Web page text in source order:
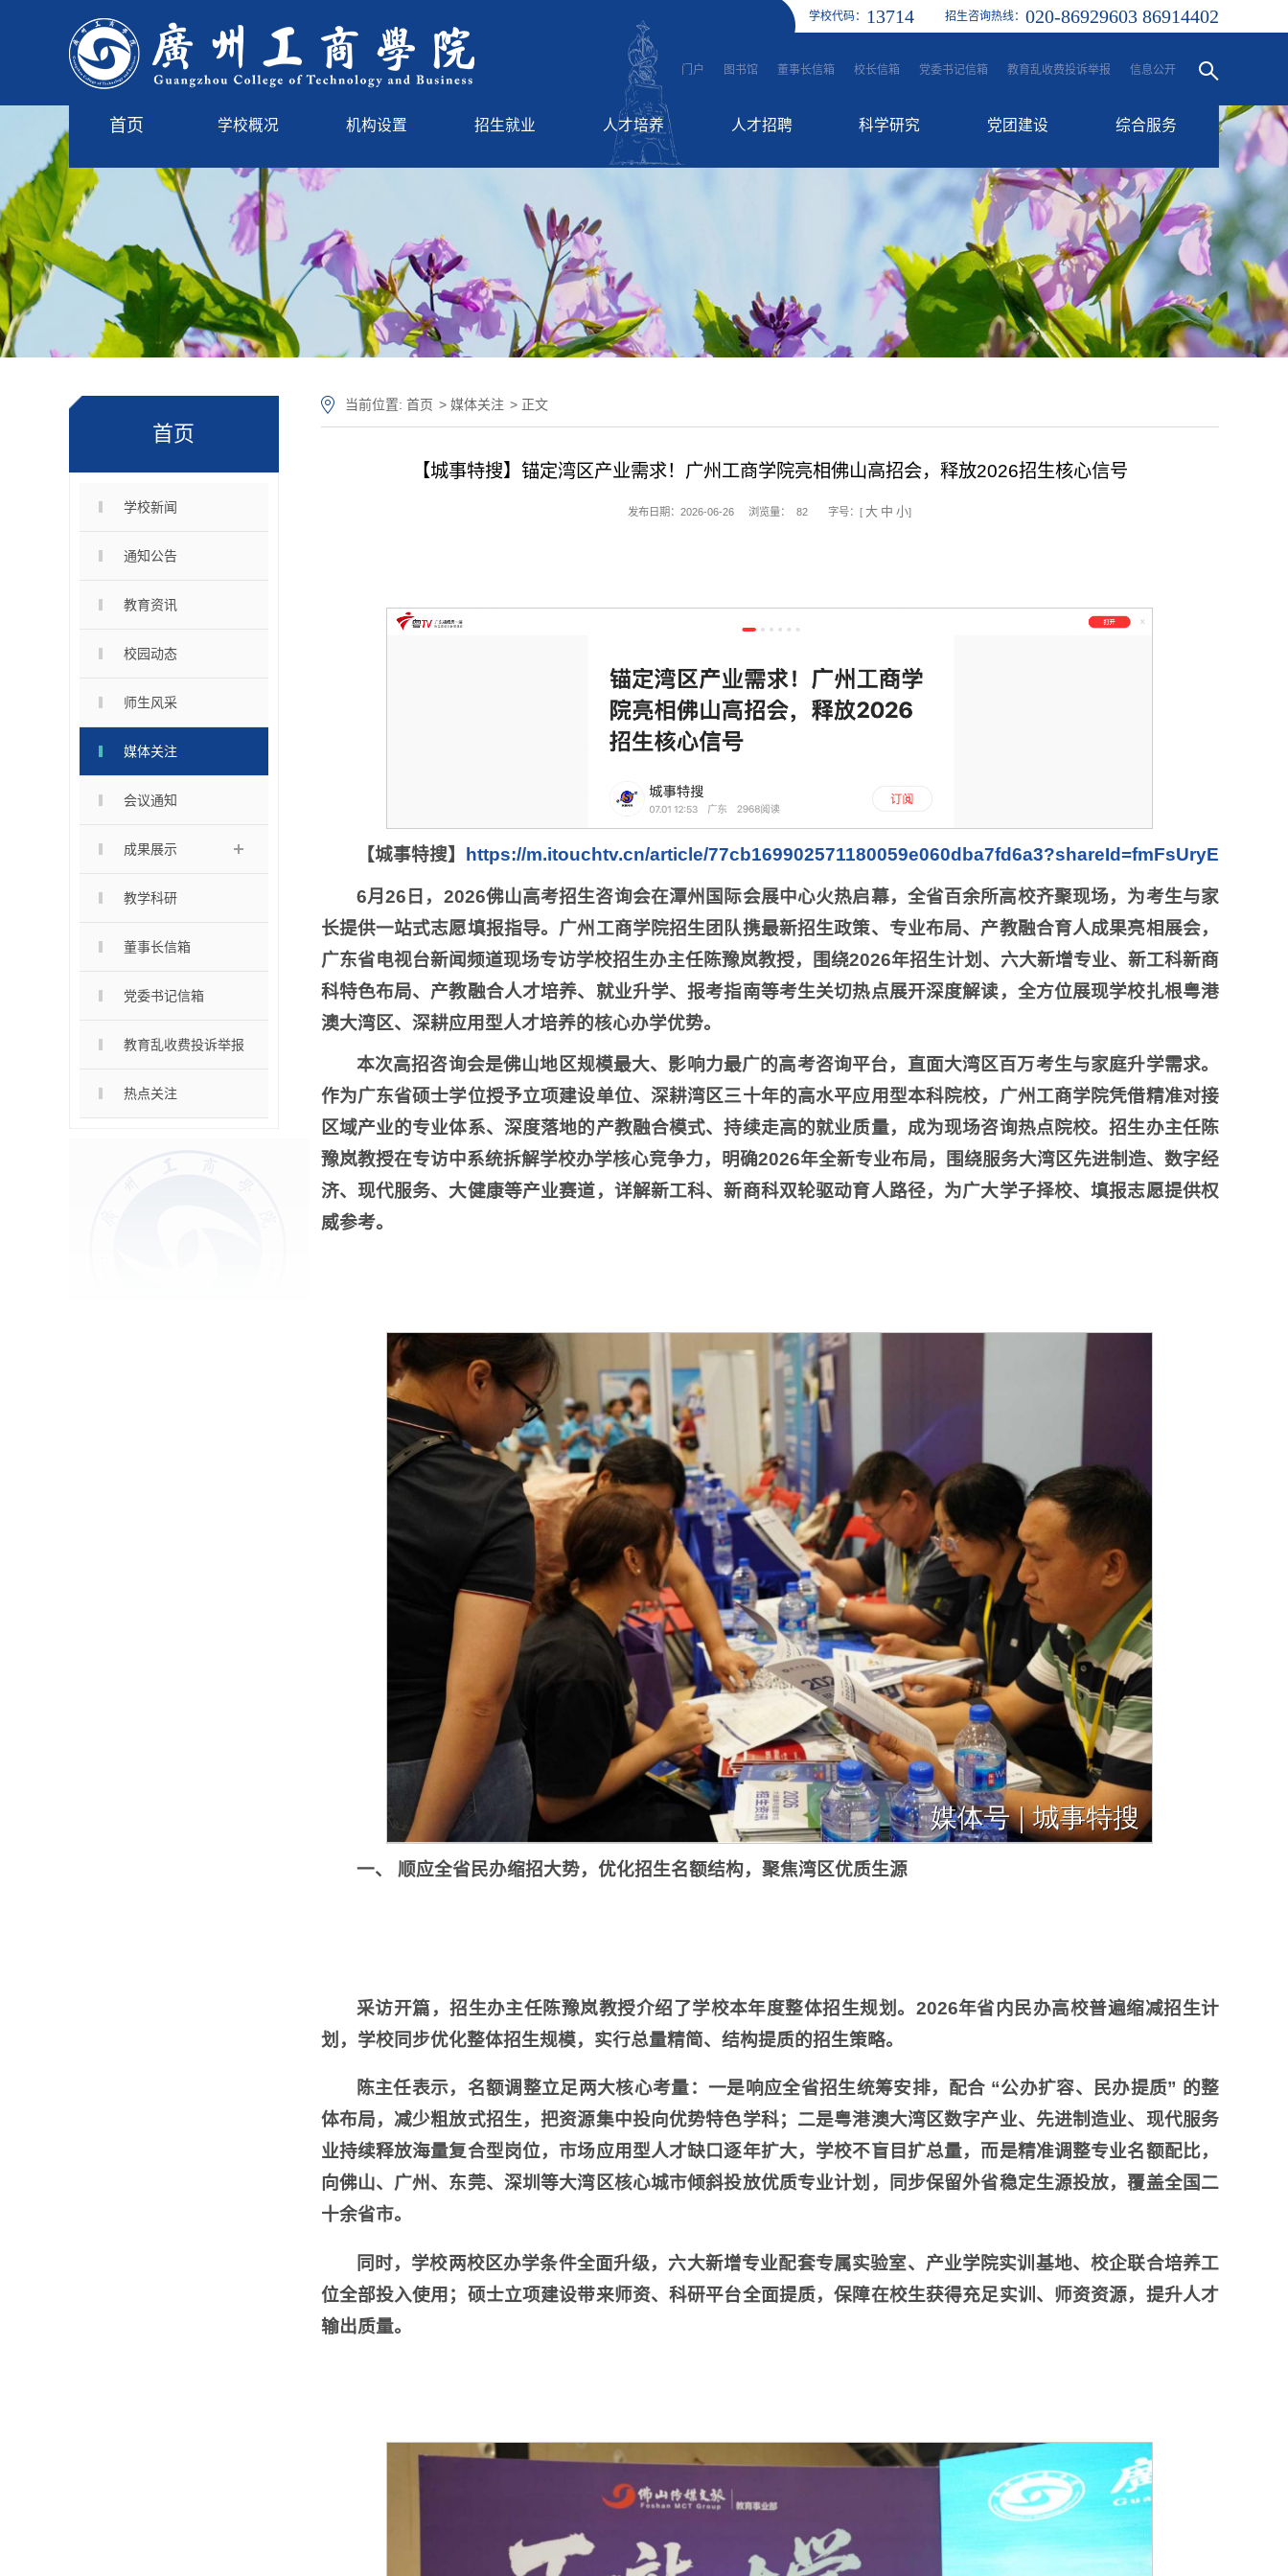
学校代码： 13714 招生咨询热线： 020-86929603 86914402
门户 图书馆 董事长信箱 校长信箱 党委书记信箱 教育乱收费投诉举报 信息公开
首页 学校概况
学校简介
现任领导
学校标识
学校章程
学校沿革
机构设置 招生就业
就业服务
人才培养
国际教育
继续教育
人才招聘 科学研究
科研动态
党团建设
党建工作
学生处
团委
工会
综合服务
融合服务门户
信息门户
一站式服务大厅
后勤服务
校历
首页
学校新闻
通知公告
教育资讯
校园动态
师生风采
媒体关注
会议通知
成果展示
教学科研
董事长信箱
党委书记信箱
教育乱收费投诉举报
热点关注
当前位置: 首页 > 媒体关注 > 正文
【城事特搜】锚定湾区产业需求！广州工商学院亮相佛山高招会，释放2026招生核心信号
发布日期：2026-06-26 浏览量： 82 字号：[大 中 小]
【城事特搜】 https://m.itouchtv.cn/article/77cb169902571180059e060dba7fd6a3?shareId=fmFsUryE
6月26日，2026佛山高考招生咨询会在潭州国际会展中心火热启幕，全省百余所高校齐聚现场，为考生与家
长提供一站式志愿填报指导。广州工商学院招生团队携最新招生政策、专业布局、产教融合育人成果亮相展会，
广东省电视台新闻频道现场专访学校招生办主任陈豫岚教授，围绕2026年招生计划、六大新增专业、新工科新商
科特色布局、产教融合人才培养、就业升学、报考指南等考生关切热点展开深度解读，全方位展现学校扎根粤港
澳大湾区、深耕应用型人才培养的核心办学优势。
本次高招咨询会是佛山地区规模最大、影响力最广的高考咨询平台，直面大湾区百万考生与家庭升学需求。
作为广东省硕士学位授予立项建设单位、深耕湾区三十年的高水平应用型本科院校，广州工商学院凭借精准对接
区域产业的专业体系、深度落地的产教融合模式、持续走高的就业质量，成为现场咨询热点院校。招生办主任陈
豫岚教授在专访中系统拆解学校办学核心竞争力，明确2026年全新专业布局，围绕服务大湾区先进制造、数字经
济、现代服务、大健康等产业赛道，详解新工科、新商科双轮驱动育人路径，为广大学子择校、填报志愿提供权
威参考。
一、 顺应全省民办缩招大势，优化招生名额结构，聚焦湾区优质生源
采访开篇，招生办主任陈豫岚教授介绍了学校本年度整体招生规划。2026年省内民办高校普遍缩减招生计
划，学校同步优化整体招生规模，实行总量精简、结构提质的招生策略。
陈主任表示，名额调整立足两大核心考量：一是响应全省招生统筹安排，配合 “公办扩容、民办提质” 的整
体布局，减少粗放式招生，把资源集中投向优势特色学科；二是粤港澳大湾区数字产业、先进制造业、现代服务
业持续释放海量复合型岗位，市场应用型人才缺口逐年扩大，学校不盲目扩总量，而是精准调整专业名额配比，
向佛山、广州、东莞、深圳等大湾区核心城市倾斜投放优质专业计划，同步保留外省稳定生源投放，覆盖全国二
十余省市。
同时，学校两校区办学条件全面升级，六大新增专业配套专属实验室、产业学院实训基地、校企联合培养工
位全部投入使用；硕士立项建设带来师资、科研平台全面提质，保障在校生获得充足实训、师资资源，提升人才
输出质量。